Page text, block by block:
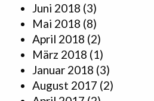
Juni 2018 (3)
Mai 2018 (8)
April 2018 (2)
März 2018 (1)
Januar 2018 (3)
August 2017 (2)